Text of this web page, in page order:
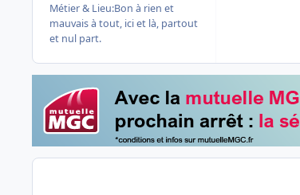
Métier & Lieu:Bon à rien et
mauvais à tout, ici et là, partout
et nul part.